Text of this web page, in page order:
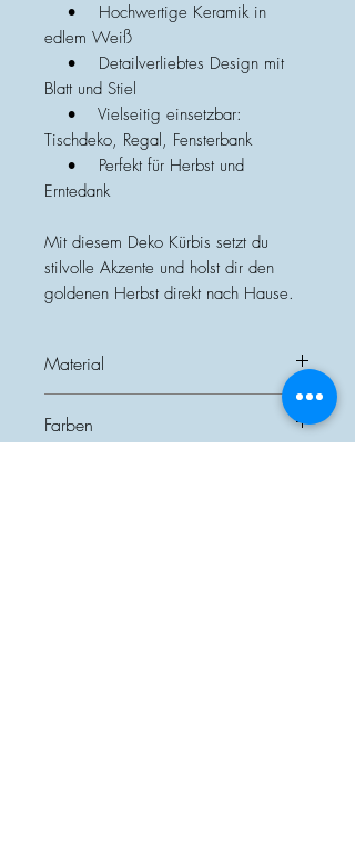
• Hochwertige Keramik in
edlem Weiß
• Detailverliebtes Design mit
Blatt und Stiel
• Vielseitig einsetzbar:
Tischdeko, Regal, Fensterbank
• Perfekt für Herbst und
Erntedank
Mit diesem Deko Kürbis setzt du
stilvolle Akzente und holst dir den
goldenen Herbst direkt nach Hause.
Material
Farben